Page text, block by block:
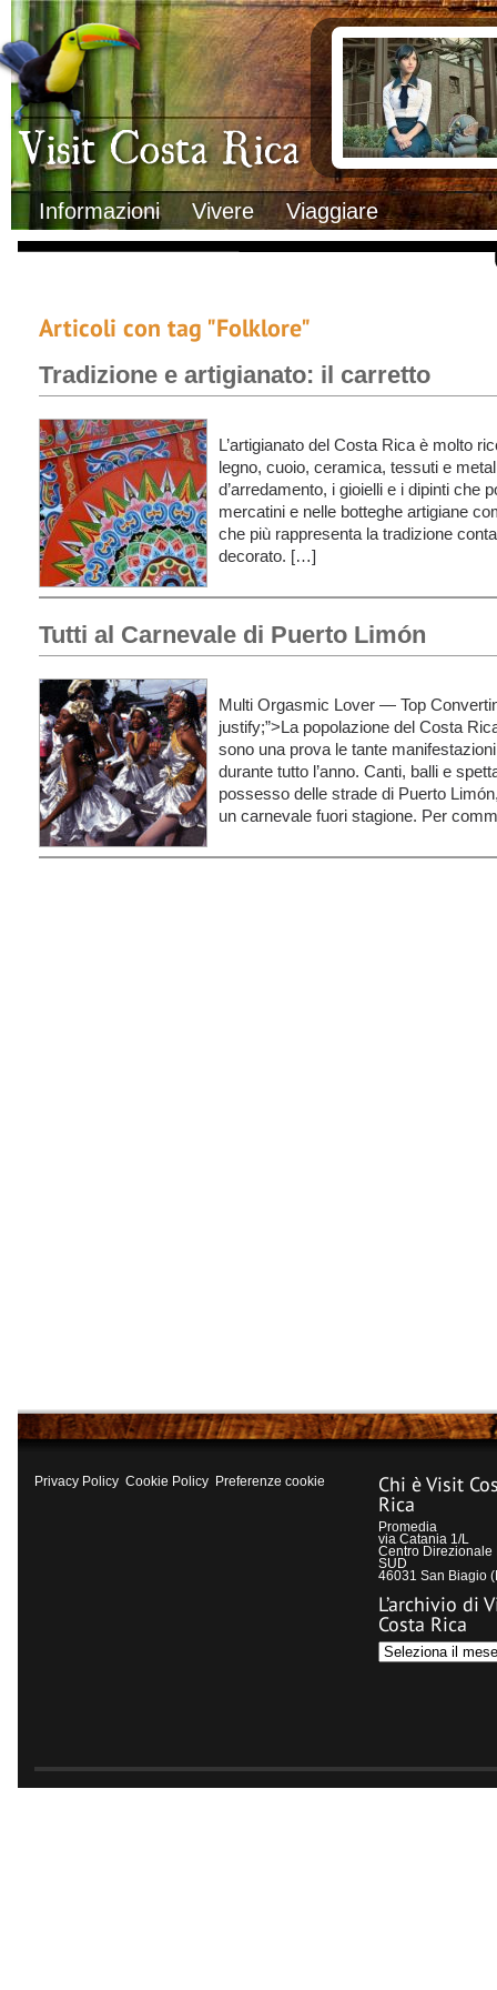
Visit Costa Rica
Informazioni Vivere Viaggiare
Clima
Geografia
Informazioni Geografiche
Letteratura e cultura
Gastronomia
Lo sapevi che
Musica
Natura
Storia
Trasporti Interni
Documenti
Italiani in Costa
L’ambasciata
Opportunità
Articoli con tag "Folklore"
Tradizione e artigianato: il carretto
L’artigianato del Costa Rica è molto
legno, cuoio, ceramica, tessuti e
d’arredamento, i gioielli e i dipinti che
mercatini e nelle botteghe artigiane
che più rappresenta la tradizione
decorato. […]
Tutti al Carnevale di Puerto Limón
Multi Orgasmic Lover — Top
justify;”>La popolazione del Costa
sono una prova le tante
durante tutto l’anno. Canti, balli e
possesso delle strade di Puerto
un carnevale fuori stagione. Per
Privacy Policy Cookie Policy Preferenze cookie Chi è Visit
Rica
Promedia
via Catania 1/L
Centro Direzionale
SUD
46031 San Biagio
L’archivio di
Costa Rica
L’archivio
di